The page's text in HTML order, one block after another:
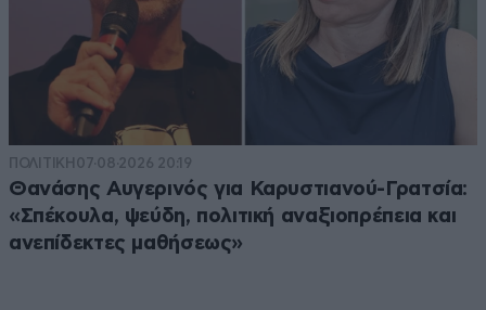
ΠΟΛΙΤΙΚΗ 07·08·2026 20:19
Θανάσης Αυγερινός για Καρυστιανού-Γρατσία:
«Σπέκουλα, ψεύδη, πολιτική αναξιοπρέπεια και
ανεπίδεκτες μαθήσεως»